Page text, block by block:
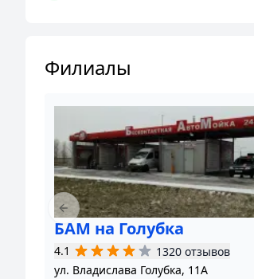
Филиалы
БАМ на Голубка
4.1
1320 отзывов
ул. Владислава Голубка, 11А
Previous slide